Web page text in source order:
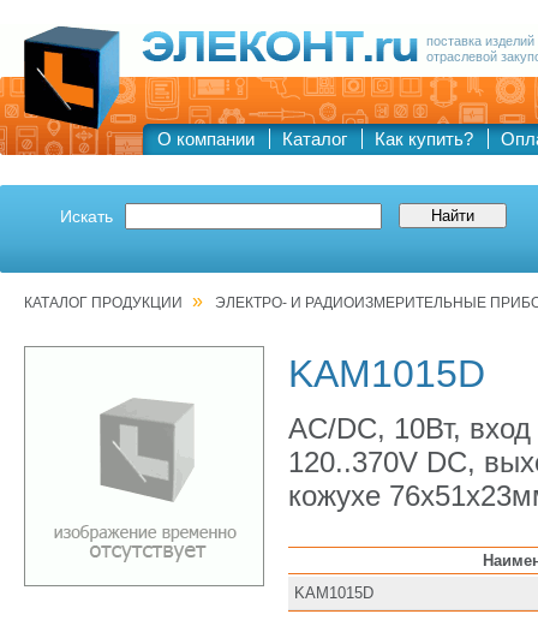
поставка
отраслевой
О компании Каталог Как купить?
Искать
КАТАЛОГ ПРОДУКЦИИ » ЭЛЕКТРО- И РАДИОИЗМЕРИТЕЛЬНЫЕ
KAM1015D
AC/DC, 10Вт,
120..370V DC,
кожухе
KAM1015D